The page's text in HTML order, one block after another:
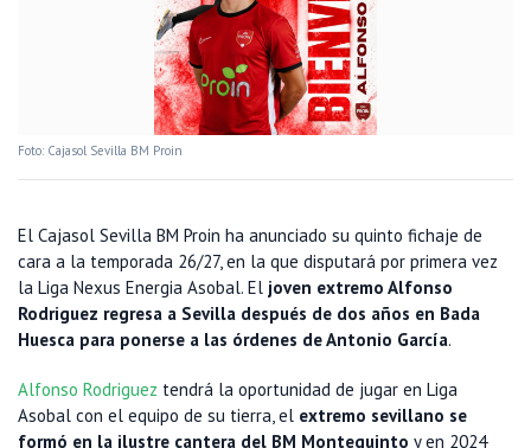
Foto: Cajasol Sevilla BM Proin
El Cajasol Sevilla BM Proin ha anunciado su quinto fichaje de
cara a la temporada 26/27, en la que disputará por primera vez
la Liga Nexus Energia Asobal. El joven extremo Alfonso
Rodriguez regresa a Sevilla después de dos años en Bada
Huesca para ponerse a las órdenes de Antonio García.
Alfonso Rodriguez tendrá la oportunidad de jugar en Liga
Asobal con el equipo de su tierra, el extremo sevillano se
formó en la ilustre cantera del BM Montequinto y en 2024